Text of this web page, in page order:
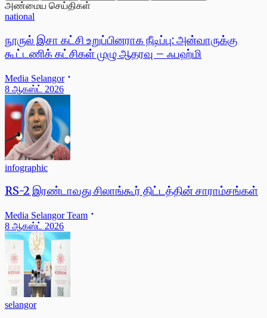
அண்மைய செய்திகள்
national
நூருல் இசா கட்சி உறுப்பினராக நீடிப்பு: அன்வாருக்கு
கூட்டணிக் கட்சிகள் முழு ஆதரவு – ஃபஹ்மி
Media Selangor
8 ஆகஸ்ட் 2026
infographic
RS-2 இரண்டாவது சிலாங்கூர் திட்டத்தின் சாராம்சங்கள்
Media Selangor Team
8 ஆகஸ்ட் 2026
selangor